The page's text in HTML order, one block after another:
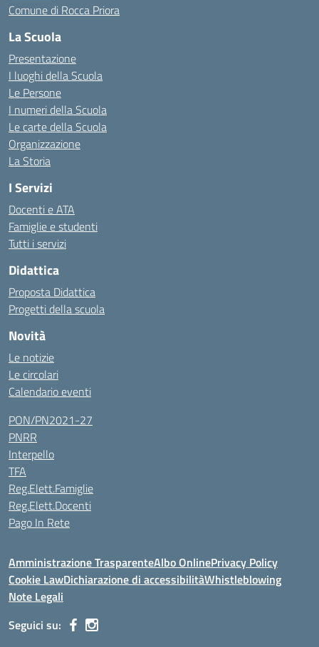
Comune di Rocca Priora
La Scuola
Presentazione
I luoghi della Scuola
Le Persone
I numeri della Scuola
Le carte della Scuola
Organizzazione
La Storia
I Servizi
Docenti e ATA
Famiglie e studenti
Tutti i servizi
Didattica
Proposta Didattica
Progetti della scuola
Novità
Le notizie
Le circolari
Calendario eventi
PON/PN2021-27
PNRR
Interpello
TFA
Reg.Elett.Famiglie
Reg.Elett.Docenti
Pago In Rete
Amministrazione TrasparenteAlbo OnlinePrivacy Policy
Cookie LawDichiarazione di accessibilitàWhistleblowing
Note Legali
Seguici su: